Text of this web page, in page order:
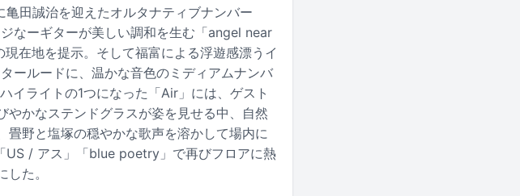
田誠治を迎えたオルタナティブナンバー
なーギターが美しい調和を生む「angel near
在地を提示。そして福富による浮遊感漂うイ
ールードに、温かな音色のミディアムナンバ
ライトの1つになった「Air」には、ゲスト
かなステンドグラスが姿を見せる中、自然
野と塩塚の穏やかな歌声を溶かして場内に
/ アス」「blue poetry」で再びフロアに熱
た。